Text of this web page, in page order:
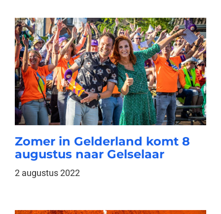
Zomer in Gelderland komt 8
augustus naar Gelselaar
2 augustus 2022